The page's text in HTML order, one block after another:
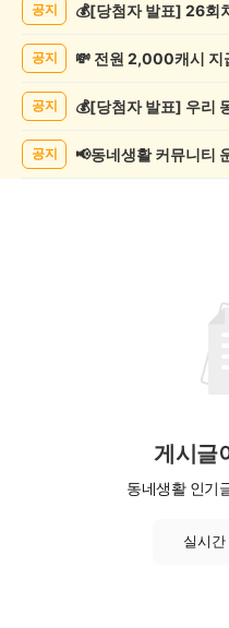
공지
공지
공지
공지 📢동네생활 커뮤니티
게시글
동네생활 인기
실시